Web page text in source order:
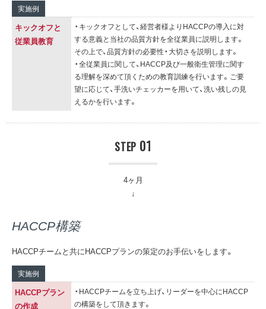
実施例
キックオフと
従業員教育
・キックオフとして、経営者様よりHACCPの導入に対
する意義と当社の品質方針を全従業員に説明します。
その上で、品質方針の必要性・大切さを説明します。
・全従業員に関して、HACCP及び一般衛生管理に関す
る理解を深めて頂くための教育訓練を行います。ご要
望に応じて、手洗いチェッカーを用いて、洗い残しの見
えるかを行います。
STEP 01
4ヶ月
HACCP構築
HACCPチームと共にHACCPプランの策定のお手伝いをします。
実施例
HACCPプラン
の作成
・HACCPチームを立ち上げ、リーダーを中心にHACCP
の構築をして頂きます。